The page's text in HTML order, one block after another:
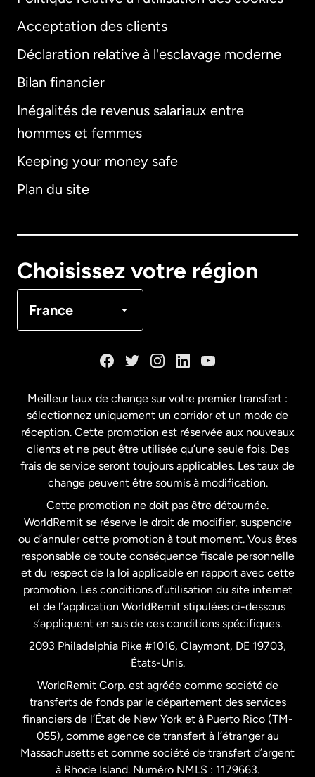
Acceptation des clients
Déclaration relative à l'esclavage moderne
Bilan financier
Inégalités de revenus salariaux entre
hommes et femmes
Keeping your money safe
Plan du site
Choisissez votre région
France
International
Allemagne
Français
États-Unis English
États-Unis Español
France
Malaisie
Nouvelle-Zélande
Pays-Bas
Royaume-Uni
Suède
Meilleur taux de change sur votre premier transfert :
sélectionnez uniquement un corridor et un mode de
réception. Cette promotion est réservée aux nouveaux
clients et ne peut être utilisée qu’une seule fois. Des
frais de service seront toujours applicables. Les taux de
change peuvent être soumis à modification.
Cette promotion ne doit pas être détournée.
WorldRemit se réserve le droit de modifier, suspendre
ou d’annuler cette promotion à tout moment. Vous êtes
responsable de toute conséquence fiscale personnelle
et du respect de la loi applicable en rapport avec cette
promotion. Les conditions d’utilisation du site internet
et de l’application WorldRemit stipulées ci-dessous
s’appliquent en sus de ces conditions spécifiques.
2093 Philadelphia Pike #1016, Claymont, DE 19703,
États-Unis.
WorldRemit Corp. est agréée comme société de
transferts de fonds par le département des services
financiers de l’État de New York et à Puerto Rico (TM-
055), comme agence de transfert à l’étranger au
Massachusetts et comme société de transfert d’argent
à Rhode Island. Numéro NMLS : 1179663.